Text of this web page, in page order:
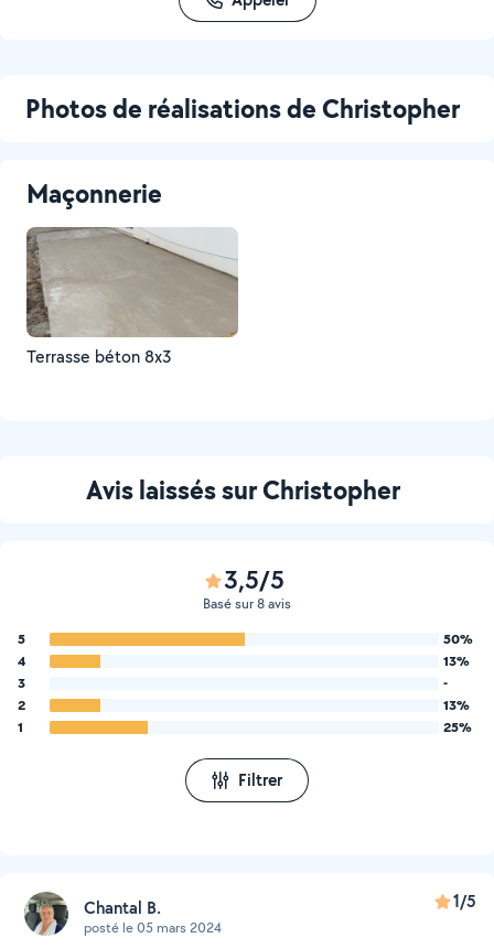
Photos de réalisations de Christopher
Maçonnerie
Terrasse béton 8x3
Avis laissés sur Christopher
3,5/5
Basé sur 8 avis
5
50%
4
13%
3
-
2
13%
1
25%
Filtrer
Chantal B.
posté le 05 mars 2024
1/5